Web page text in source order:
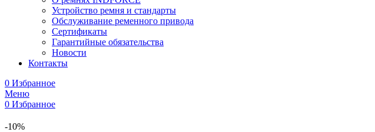
Устройство ремня и стандарты
Обслуживание ременного привода
Сертификаты
Гарантийные обязательства
Новости
Контакты
0 Избранное
Меню
0 Избранное
-10%